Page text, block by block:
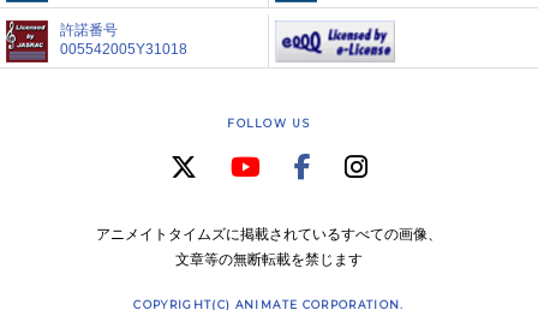
許諾番号
005542005Y31018
FOLLOW US
アニメイトタイムズに掲載されているすべての画像、
文章等の無断転載を禁じます
COPYRIGHT(C) ANIMATE CORPORATION.